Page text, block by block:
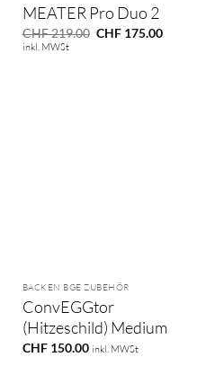
MEATER Pro Duo 2
CHF219.00 Ursprünglicher
CHF175.00Aktueller
inkl. MWSt
BACKEN BGE ZUBEHÖR
ConvEGGtor
(Hitzeschild) Medium
CHF150.00 inkl. MWSt